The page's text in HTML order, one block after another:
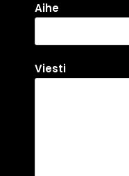
Aihe
Viesti